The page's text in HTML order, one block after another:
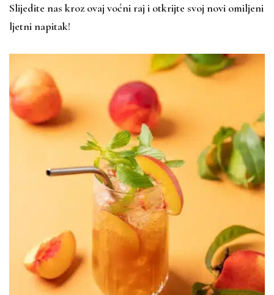
Slijedite nas kroz ovaj voćni raj i otkrijte svoj novi omiljeni
ljetni napitak!